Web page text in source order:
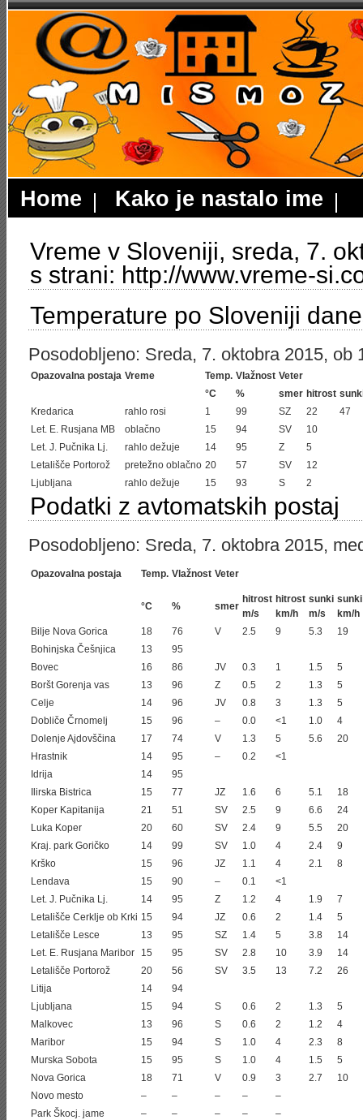
Home Kako je nastalo ime
Vreme v Sloveniji, sreda, 7.
s strani: http://www.vreme-
Temperature po Sloveniji
Posodobljeno: Sreda, 7. oktobra 2015, ob
Opazovalna postaja Vreme Temp. Vlažnost Veter
°C
% smer hitrost
Kredarica
rahlo rosi 1 99 SZ 22
47
Let. E. Rusjana MB
oblačno 15 94 SV
10
Let. J. Pučnika Lj.
rahlo dežuje 14 95 Z
5
Letališče Portorož
pretežno oblačno 20 57 SV
12
Ljubljana
rahlo dežuje 15 93 S 2
Podatki z avtomatskih postaj
Posodobljeno: Sreda, 7. oktobra 2015,
Opazovalna postaja Temp. Vlažnost Veter
°C % smer
hitrost
m/s
hitrost
km/h
sunki
m/s
sunki
km/h
Bilje Nova Gorica
18 76 V 2.5 9 5.3
19
Bohinjska Češnjica
13
95
Bovec
16 86 JV 0.3 1 1.5
5
Boršt Gorenja vas
13 96 Z 0.5 2 1.3
5
Celje
14 96 JV 0.8 3 1.3
5
Dobliče Črnomelj
15 96 – 0.0 <1 1.0
4
Dolenje Ajdovščina
17 74 V 1.3 5 5.6
20
Hrastnik
14 95 – 0.2
<1
Idrija
14
95
Ilirska Bistrica
15 77 JZ 1.6 6 5.1
18
Koper Kapitanija
21 51 SV 2.5 9 6.6
24
Luka Koper
20 60 SV 2.4 9 5.5
20
Kraj. park Goričko
14 99 SV 1.0 4 2.4
9
Krško
15 96 JZ 1.1 4 2.1
8
Lendava
15 90 – 0.1
<1
Let. J. Pučnika Lj.
14 95 Z 1.2 4 1.9
7
Letališče Cerklje ob Krki 15 94 JZ 0.6 2 1.4
5
Letališče Lesce
13 95 SZ 1.4 5 3.8
14
Let. E. Rusjana Maribor
15 95 SV 2.8 10 3.9
14
Letališče Portorož
20 56 SV 3.5 13 7.2
26
Litija
14
94
Ljubljana
15 94 S 0.6 2 1.3
5
Malkovec
13 96 S 0.6 2 1.2
4
Maribor
15 94 S 1.0 4 2.3
8
Murska Sobota
15 95 S 1.0 4 1.5
5
Nova Gorica
18 71 V 0.9 3 2.7
10
Novo mesto
– – – –
–
Park Škocj. jame
– – – –
–